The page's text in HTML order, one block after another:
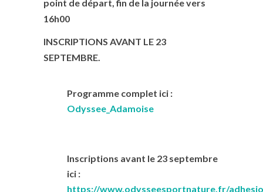
point de départ, fin de la journée vers
16h00
INSCRIPTIONS AVANT LE 23
SEPTEMBRE.
Programme complet ici :
Odyssee_Adamoise
Inscriptions avant le 23 septembre
ici :
https://www.odysseesportnature.fr/